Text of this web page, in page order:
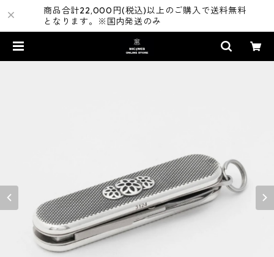
商品合計22,000円(税込)以上のご購入で送料無料
となります。※国内発送のみ